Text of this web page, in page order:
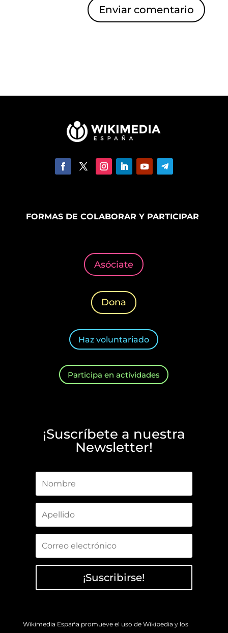
Enviar comentario
FORMAS DE COLABORAR Y PARTICIPAR
Asóciate
Dona
Haz voluntariado
Participa en actividades
¡Suscríbete a nuestra
Newsletter!
¡Suscribirse!
Wikimedia España promueve el uso de Wikipedia y los